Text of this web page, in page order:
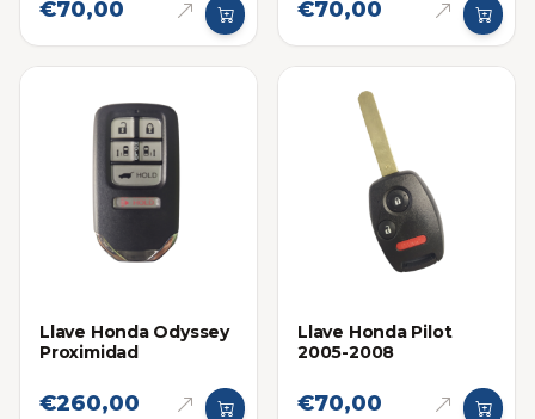
€70,00 €70,00
Llave Honda Odyssey
Proximidad
€260,00
Llave Honda Pilot
2005-2008
€70,00